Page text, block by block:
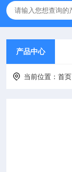
产品中心
当前位置：首页